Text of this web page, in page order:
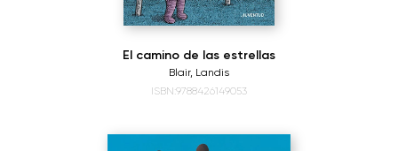
El camino de las estrellas
Blair, Landis
ISBN:9788426149053